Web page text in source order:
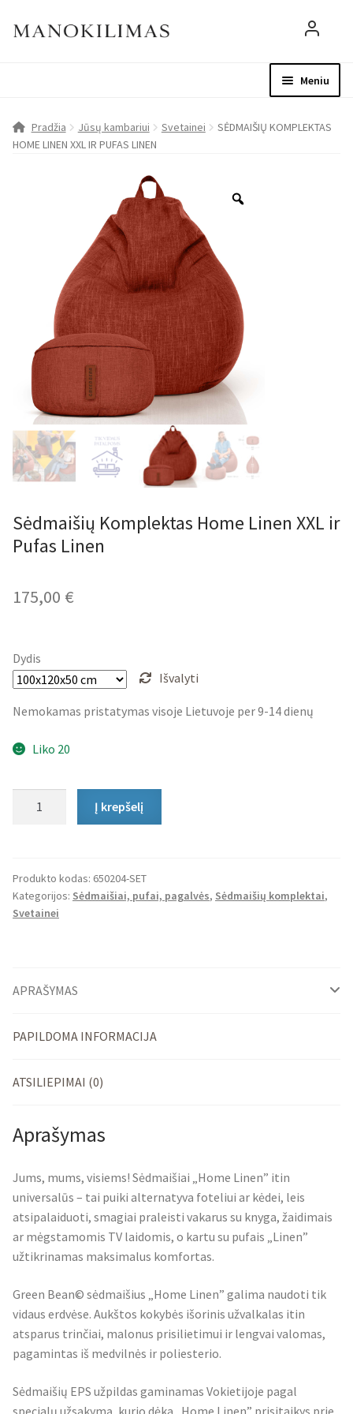
Meniu
Pradžia Jūsų kambariui Svetainei
SĖDMAIŠIŲ KOMPLEKTAS
HOME LINEN XXL IR PUFAS LINEN
Sėdmaišių Komplektas Home Linen XXL ir
Pufas Linen
175,00 €
Dydis
Išvalyti
Nemokamas pristatymas visoje Lietuvoje per 9-14 dienų
Liko 20
Home
Linen
XXL
Į krepšelį
Produkto kodas: 650204-SET
Kategorijos: Sėdmaišiai, pufai, pagalvės, Sėdmaišių komplektai,
Svetainei
APRAŠYMAS
PAPILDOMA INFORMACIJA
ATSILIEPIMAI (0)
Aprašymas
Jums, mums, visiems! Sėdmaišiai „Home Linen” itin
universalūs – tai puiki alternatyva foteliui ar kėdei, leis
atsipalaiduoti, smagiai praleisti vakarus su knyga, žaidimais
ar mėgstamomis TV laidomis, o kartu su pufais „Linen”
užtikrinamas maksimalus komfortas.
Green Bean© sėdmaišius „Home Linen” galima naudoti tik
vidaus erdvėse. Aukštos kokybės išorinis užvalkalas itin
atsparus trinčiai, malonus prisilietimui ir lengvai valomas,
pagamintas iš medvilnės ir poliesterio.
Sėdmaišių EPS užpildas gaminamas Vokietijoje pagal
specialų užsakymą, kurio dėka „Home Linen” prisitaikys prie